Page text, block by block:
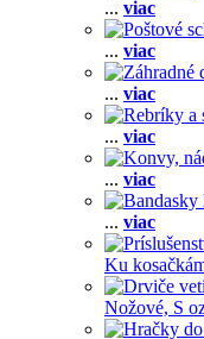
... viac
... viac
... viac
... viac
... viac
... viac
Ku
Nožové, S